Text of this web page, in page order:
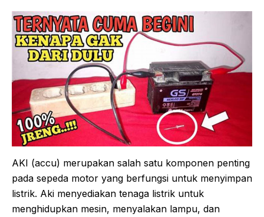
AKI (accu) merupakan salah satu komponen penting
pada sepeda motor yang berfungsi untuk menyimpan
listrik. Aki menyediakan tenaga listrik untuk
menghidupkan mesin, menyalakan lampu, dan